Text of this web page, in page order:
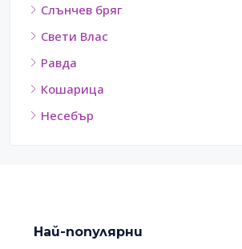
Слънчев бряг
Свети Влас
Равда
Кошарица
Несебър
Най-популярни